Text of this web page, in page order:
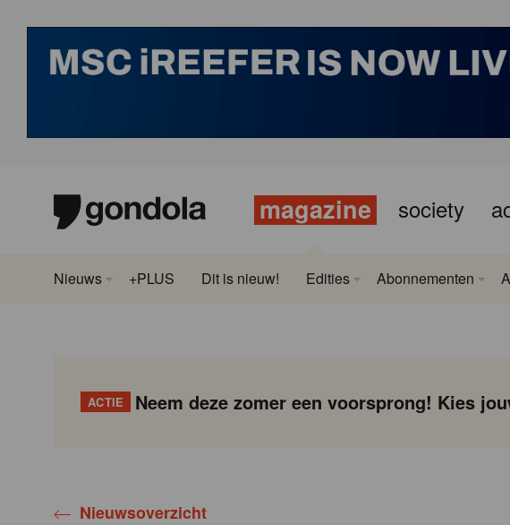
magazine society
Nieuws +PLUS Dit is nieuw! Edities Abonnementen
ACTIE Neem deze zomer een voorsprong! Kies
Nieuwsoverzicht